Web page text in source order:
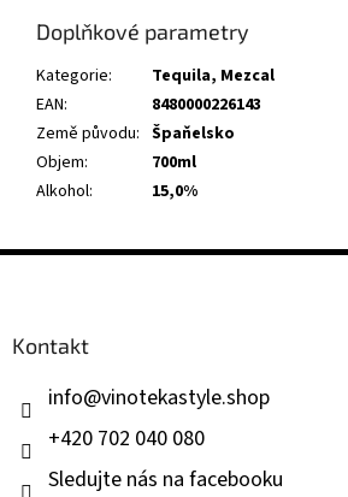
Doplňkové parametry
Kategorie:
Tequila, Mezcal
EAN:
8480000226143
Země původu: Špaňelsko
Objem:
700ml
Alkohol: 15,0%
Z
Kontakt
info@vinotekastyle.shop
+420 702 040 080
Sledujte nás na facebooku